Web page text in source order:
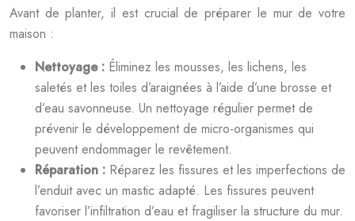
Avant de planter, il est crucial de préparer le mur de votre
maison :
Nettoyage : Éliminez les mousses, les lichens, les
saletés et les toiles d’araignées à l’aide d’une brosse et
d’eau savonneuse. Un nettoyage régulier permet de
prévenir le développement de micro-organismes qui
peuvent endommager le revêtement.
Réparation : Réparez les fissures et les imperfections de
l’enduit avec un mastic adapté. Les fissures peuvent
favoriser l’infiltration d’eau et fragiliser la structure du mur.